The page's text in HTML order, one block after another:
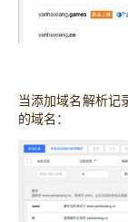
当添加域名解析记
的域名：